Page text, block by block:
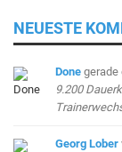
NEUESTE
Done gerade
9.200
Georg Lober